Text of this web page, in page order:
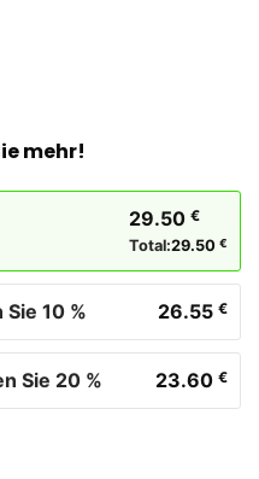
mehr!
29.50 €
Total:29.50 €
10 % 26.55 €
Sie 20 % 23.60 €